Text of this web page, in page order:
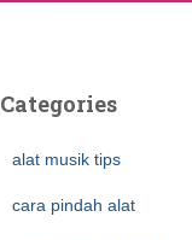
Categories
alat musik tips
cara pindah alat